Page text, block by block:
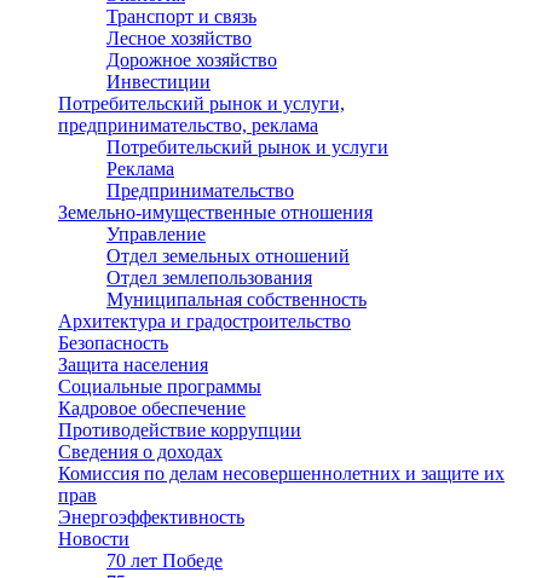
Транспорт и связь
Лесное хозяйство
Дорожное хозяйство
Инвестиции
Потребительский рынок и услуги,
предпринимательство, реклама
Потребительский рынок и услуги
Реклама
Предпринимательство
Земельно-имущественные отношения
Управление
Отдел земельных отношений
Отдел землепользования
Муниципальная собственность
Архитектура и градостроительство
Безопасность
Защита населения
Социальные программы
Кадровое обеспечение
Противодействие коррупции
Сведения о доходах
Комиссия по делам несовершеннолетних и защите их
прав
Энергоэффективность
Новости
70 лет Победе